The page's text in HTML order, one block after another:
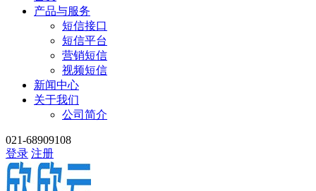
产品与服务
短信接口
短信平台
营销短信
视频短信
新闻中心
关于我们
公司简介
021-68909108
登录 注册